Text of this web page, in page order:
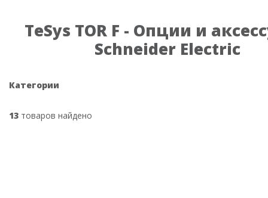
TeSys TOR F - Опции и
Schneider Electric
Категории
13 товаров найдено